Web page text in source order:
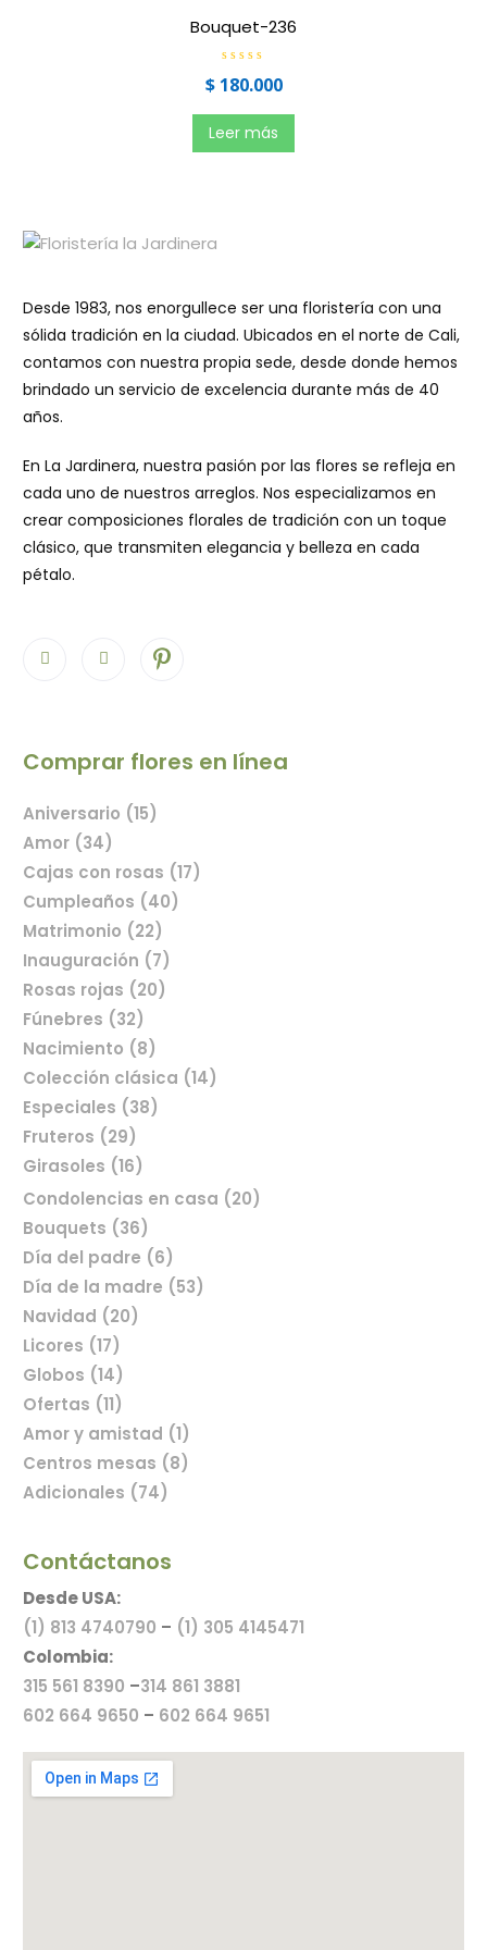
5
Bouquet-236
V
a
o
r
a
d
$180.000
Leer más
Desde 1983, nos enorgullece ser una floristería con una
sólida tradición en la ciudad. Ubicados en el norte de Cali,
contamos con nuestra propia sede, desde donde hemos
brindado un servicio de excelencia durante más de 40
años.
En La Jardinera, nuestra pasión por las flores se refleja en
cada uno de nuestros arreglos. Nos especializamos en
crear composiciones florales de tradición con un toque
clásico, que transmiten elegancia y belleza en cada
pétalo.
Comprar flores en línea
Aniversario (15)
Amor (34)
Cajas con rosas (17)
Cumpleaños (40)
Matrimonio (22)
Inauguración (7)
Rosas rojas (20)
Fúnebres (32)
Nacimiento (8)
Colección clásica (14)
Especiales (38)
Fruteros (29)
Girasoles (16)
Comprar flores en línea
Condolencias en casa (20)
Bouquets (36)
Día del padre (6)
Día de la madre (53)
Navidad (20)
Licores (17)
Globos (14)
Ofertas (11)
Amor y amistad (1)
Centros mesas (8)
Adicionales (74)
Contáctanos
Desde USA:
(1) 813 4740790 – (1) 305 4145471
Colombia:
315 561 8390 –314 861 3881
602 664 9650 – 602 664 9651